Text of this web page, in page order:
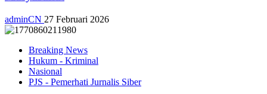
adminCN 27 Februari 2026
Breaking News
Hukum - Kriminal
Nasional
PJS - Pemerhati Jurnalis Siber